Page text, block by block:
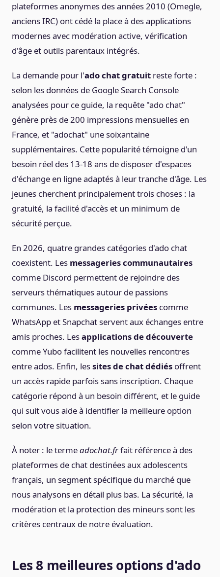
plateformes anonymes des années 2010 (Omegle,
anciens IRC) ont cédé la place à des applications
modernes avec modération active, vérification
d'âge et outils parentaux intégrés.
La demande pour l'ado chat gratuit reste forte :
selon les données de Google Search Console
analysées pour ce guide, la requête "ado chat"
génère près de 200 impressions mensuelles en
France, et "adochat" une soixantaine
supplémentaires. Cette popularité témoigne d'un
besoin réel des 13-18 ans de disposer d'espaces
d'échange en ligne adaptés à leur tranche d'âge. Les
jeunes cherchent principalement trois choses : la
gratuité, la facilité d'accès et un minimum de
sécurité perçue.
En 2026, quatre grandes catégories d'ado chat
coexistent. Les messageries communautaires
comme Discord permettent de rejoindre des
serveurs thématiques autour de passions
communes. Les messageries privées comme
WhatsApp et Snapchat servent aux échanges entre
amis proches. Lesapplications de découverte
comme Yubo facilitent les nouvelles rencontres
entre ados. Enfin, lessites de chat dédiés offrent
un accès rapide parfois sans inscription. Chaque
catégorie répond à un besoin différent, et le guide
qui suit vous aide à identifier la meilleure option
selon votre situation.
À noter : le termeadochat.frfait référence à des
plateformes de chat destinées aux adolescents
français, un segment spécifique du marché que
nous analysons en détail plus bas. La sécurité, la
modération et la protection des mineurs sont les
critères centraux de notre évaluation.
Les 8 meilleures options d'ado